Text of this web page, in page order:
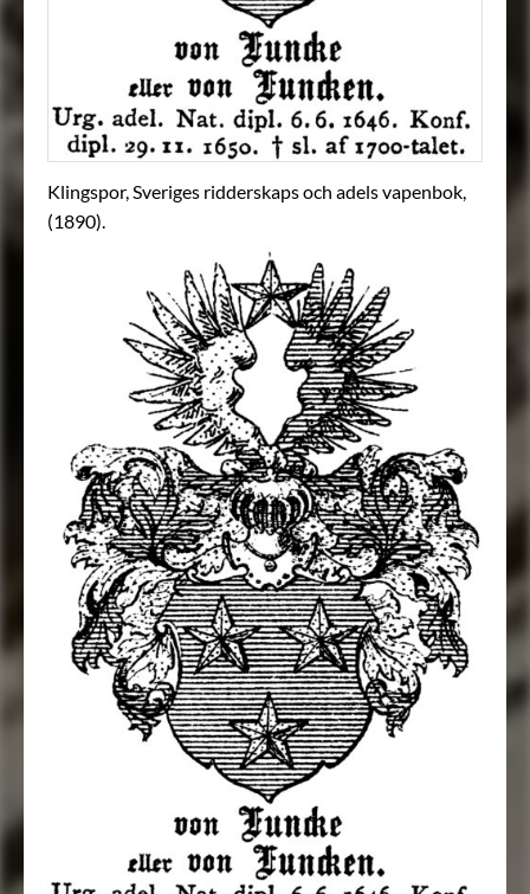
Klingspor, Sveriges ridderskaps och adels vapenbok,
(1890).